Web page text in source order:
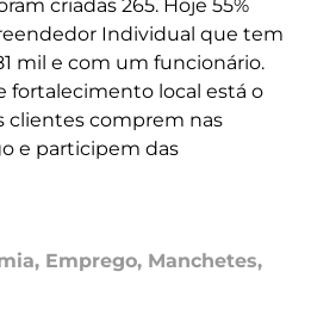
criadas 265. Hoje 55%
Individual que tem
mil e com um funcionário.
fortalecimento local está o
clientes comprem nas
e participem das
, Emprego, Manchetes,